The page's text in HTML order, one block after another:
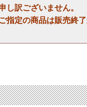
し訳ございません。
指定の商品は販売終